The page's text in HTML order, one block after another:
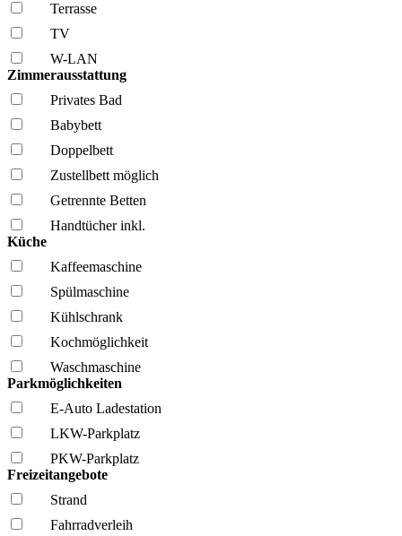
Terrasse
TV
W-LAN
Zimmerausstattung
Privates Bad
Babybett
Doppelbett
Zustellbett möglich
Getrennte Betten
Handtücher inkl.
Küche
Kaffee­maschine
Spül­maschine
Kühl­schrank
Kochmöglich­keit
Wasch­maschine
Parkmöglichkeiten
E-Auto Ladestation
LKW-Parkplatz
PKW-Parkplatz
Freizeitangebote
Strand
Fahrrad­verleih